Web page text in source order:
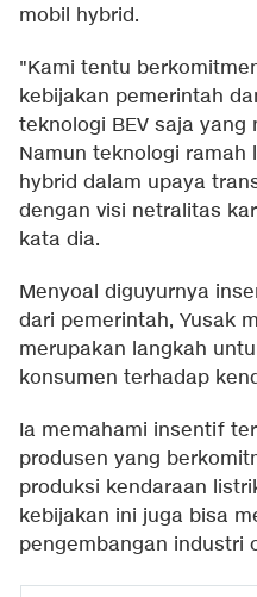
mobil hybrid.
"Kami tentu
kebijakan pemerintah
teknologi BEV saja
Namun teknologi ramah
hybrid dalam upaya
dengan visi netralitas
kata dia.
Menyoal diguyurnya
dari pemerintah, Yusak
merupakan langkah
konsumen terhadap
Ia memahami insentif
produsen yang
produksi kendaraan
kebijakan ini juga bisa
pengembangan industri